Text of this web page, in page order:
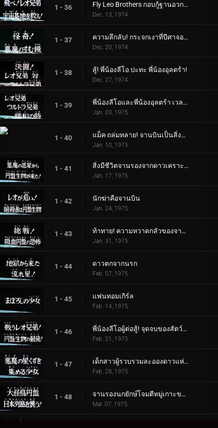
1 - 36 Fly Leo Brothers กอบกู้ฐานอวกาศ!
Dec. 13, 1974
1 - 37 ความลึกลับ! กระจกเงาที่ปีศาจอาศัยอยู่
Dec. 20, 1974
1 - 38 สู้! พี่น้องลีโอ ปะทะ พี่น้องอุลตร้า!
Dec. 27, 1974
1 - 39 พี่น้องลีโอและพี่น้องอุลตร้า เวลาแห่งชัยชนะ
Jan. 03, 1975
1 - 40 แม็ค ถล่มทลาย! จานบินเป็นสิ่งมีชีวิต
Jan. 10, 1975
1 - 41 สิ่งมีชีวิตจานรองจากดาวเคราะห์ชั่วร้ายอยู่ที่นี่แล้ว!
Jan. 17, 1975
1 - 42 นักฆ่าคือจานบิน
Jan. 24, 1975
1 - 43 ท้าทาย! ความหวาดกลัวของจานดูดเลือด
Jan. 31, 1975
1 - 44 ดาวตกจากนรก
Feb. 07, 1975
1 - 45 แฟนทอมเกิร์ล
Feb. 14, 1975
1 - 46 พี่น้องลีโอผู้ต่อสู้! จุดจบของสัตว์ร้ายจานบิน
Feb. 21, 1975
1 - 47 เด็กสาวผู้รวบรวมละอองดาวแห่งปีศาจ
Feb. 28, 1975
1 - 48 จานรองนกยักษ์โจมตีหมู่เกาะของญี่ปุ่น
Mar. 07, 1975